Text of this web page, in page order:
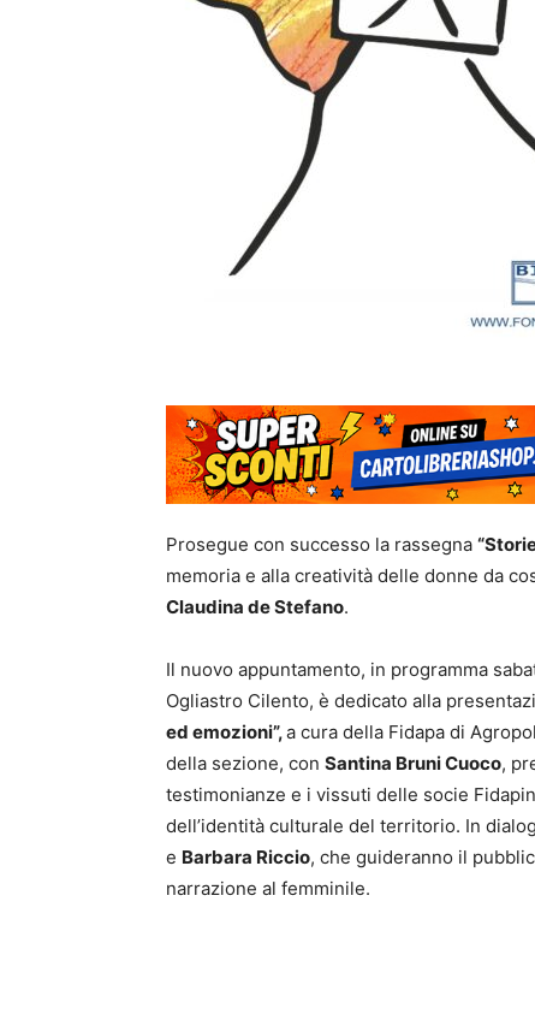
Prosegue con successo la rassegna
memoria e alla creatività delle donne da
Claudina de Stefano.
Il nuovo appuntamento, in programma
Ogliastro Cilento, è dedicato alla
ed emozioni”,a cura della Fidapa di
della sezione, con Santina Bruni Cuoco,
testimonianze e i vissuti delle socie
dell’identità culturale del territorio. In
e Barbara Riccio, che guideranno il
narrazione al femminile.